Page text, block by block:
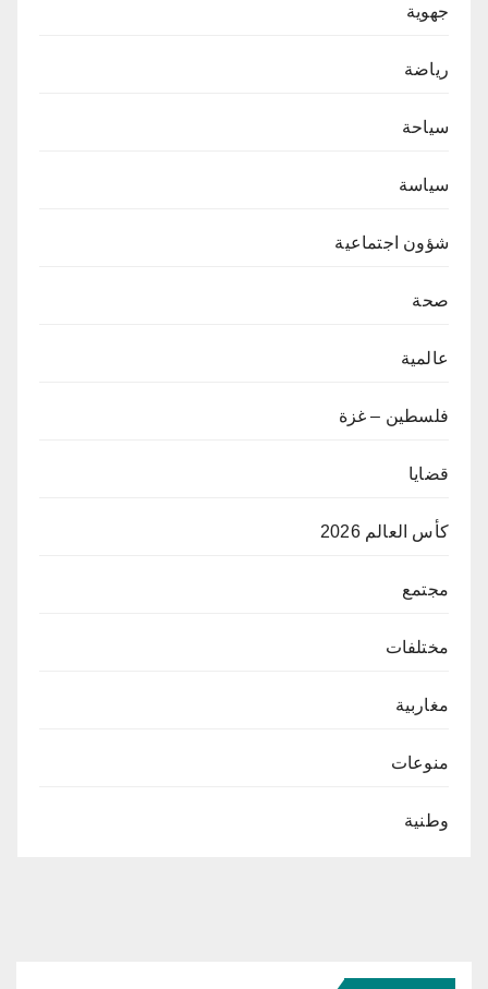
جهوية
رياضة
سياحة
سياسة
شؤون اجتماعية
صحة
عالمية
فلسطين – غزة
قضايا
كأس العالم 2026
مجتمع
مختلفات
مغاربية
منوعات
وطنية